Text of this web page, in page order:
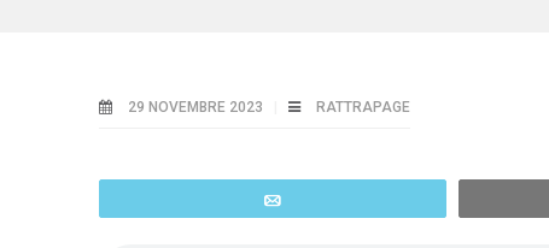
29 NOVEMBRE 2023 RATTRAPAGE